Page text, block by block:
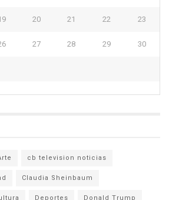
20 21 22 23
27 28 29 30
cb television noticias
Claudia Sheinbaum
Deportes Donald Trump